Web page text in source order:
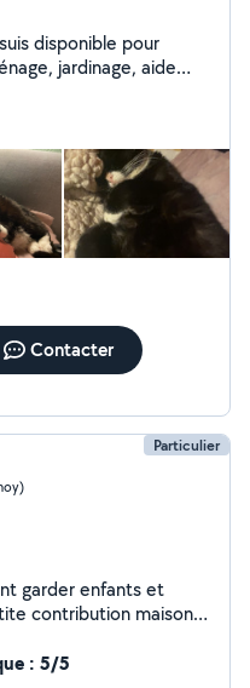
disponible pour
jardinage, aide
Contacter
Particulier
garder enfants et
contribution maison
: 5/5